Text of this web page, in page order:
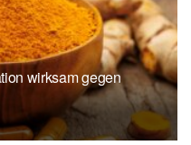
wirksam gegen